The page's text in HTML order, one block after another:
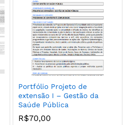
Portfólio Projeto de
extensão I – Gestão da
Saúde Pública
R$70,00